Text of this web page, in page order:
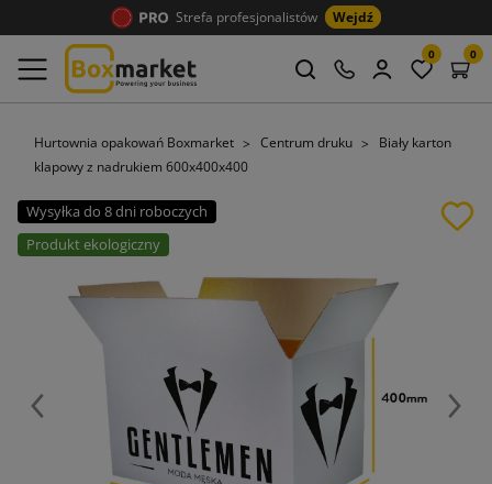
Strefa profesjonalistów Wejdź
0 0
Hurtownia opakowań Boxmarket Centrum druku
Biały karton
klapowy z nadrukiem 600x400x400
Wysyłka do 8 dni roboczych
Produkt ekologiczny
Poprzedni